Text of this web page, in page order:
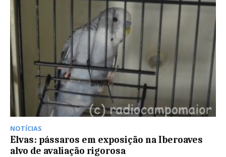
NOTÍCIAS
Elvas: pássaros em exposição na Iberoaves
alvo de avaliação rigorosa